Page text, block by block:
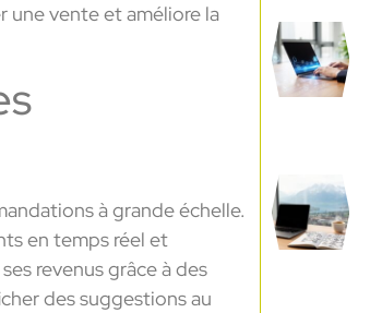
une vente et améliore la
à grande échelle.
en temps réel et
revenus grâce à des
des suggestions au